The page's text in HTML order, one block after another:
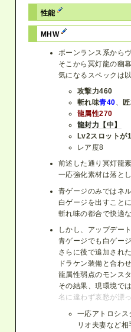
性能
MHW
ボーンランス系から
そこから冥灯龍の幽
気になるスペックは
攻撃力460
斬れ味青40、
龍属性270
龍封力【中】
Lv2スロットが
レア度8
前述した通り冥灯龍
一応強化素材は落と
青ゲージのみではネ
白ゲージを出すこと
斬れ味の都合で快適
しかし、アップデー
青ゲージでも白ゲー
さらに後で追加された
ドラケン装備と合わ
龍属性弱点のモンス
その結果、現環境で
名に違わず哀愁が漂
一応アトロシス
リオ夫妻など